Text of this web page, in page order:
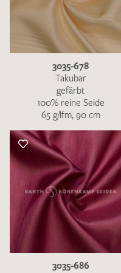
3035-678
Takubar
gefärbt
100% reine Seide
65 g/lfm, 90 cm
3035-686